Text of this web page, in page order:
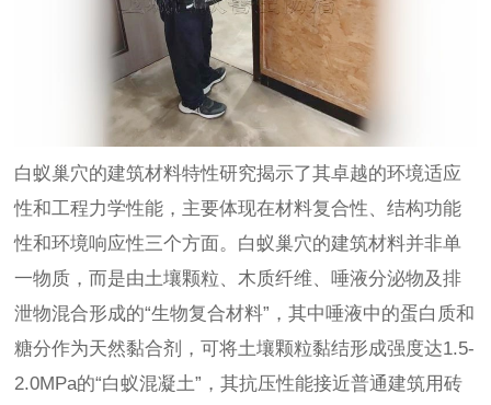
白蚁巢穴的建筑材料特性研究揭示了其卓越的环境适应
性和工程力学性能，主要体现在材料复合性、结构功能
性和环境响应性三个方面。白蚁巢穴的建筑材料并非单
一物质，而是由土壤颗粒、木质纤维、唾液分泌物及排
泄物混合形成的“生物复合材料”，其中唾液中的蛋白质和
糖分作为天然黏合剂，可将土壤颗粒黏结形成强度达1.5-
2.0MPa的“白蚁混凝土”，其抗压性能接近普通建筑用砖